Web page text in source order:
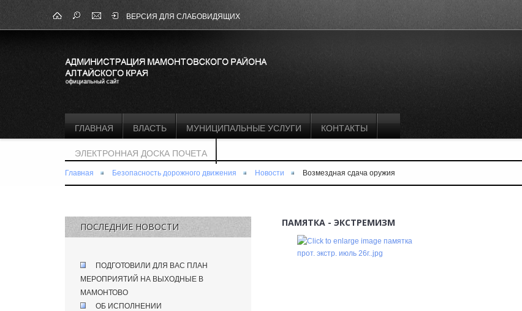
ВЕРСИЯ ДЛЯ СЛАБОВИДЯЩИХ
ГЛАВНАЯ ВЛАСТЬ МУНИЦИПАЛЬНЫЕ УСЛУГИ КОНТАКТЫ
ЭЛЕКТРОННАЯ ДОСКА ПОЧЕТА
Главная Безопасность дорожного движения Новости Возмездная сдача оружия
ПОСЛЕДНИЕ НОВОСТИ
ПОДГОТОВИЛИ ДЛЯ ВАС ПЛАН
МЕРОПРИЯТИЙ НА ВЫХОДНЫЕ В
МАМОНТОВО
ОБ ИСПОЛНЕНИИ
ПАМЯТКА - ЭКСТРЕМИЗМ